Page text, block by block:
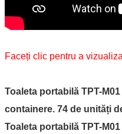
Faceți clic pentru a
Toaleta portabilă TPT-
containere. 74 de unități
Toaleta portabilă TPT-